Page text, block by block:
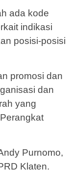
ada kode
indikasi
posisi-posisi
promosi dan
dan
yang
Purnomo,
Klaten.